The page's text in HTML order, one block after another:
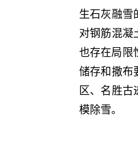
生石灰融雪
对钢筋混凝
也存在局限
储存和撒布
区、名胜
模除雪。